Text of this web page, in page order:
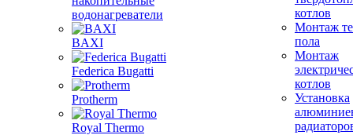
водонагреватели
BAXI
Federica Bugatti
Protherm
Royal Thermo
котлов
Монтаж
пола
Монтаж
котлов
Установка